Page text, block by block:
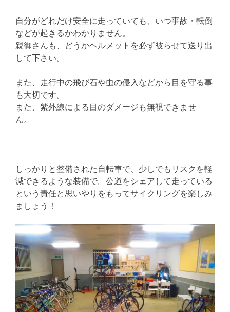
自分がどれだけ安全に走っていても、いつ事故・転倒
などが起きるかわかりません。
親御さんも、どうかヘルメットを必ず被らせて送り出
して下さい。
また、走行中の飛び石や虫の侵入などから目を守る事
も大切です。
また、紫外線による目のダメージも無視できませ
ん。
しっかりと整備された自転車で、少しでもリスクを軽
減できるような装備で。公道をシェアして走っている
という責任と思いやりをもってサイクリングを楽しみ
ましょう！